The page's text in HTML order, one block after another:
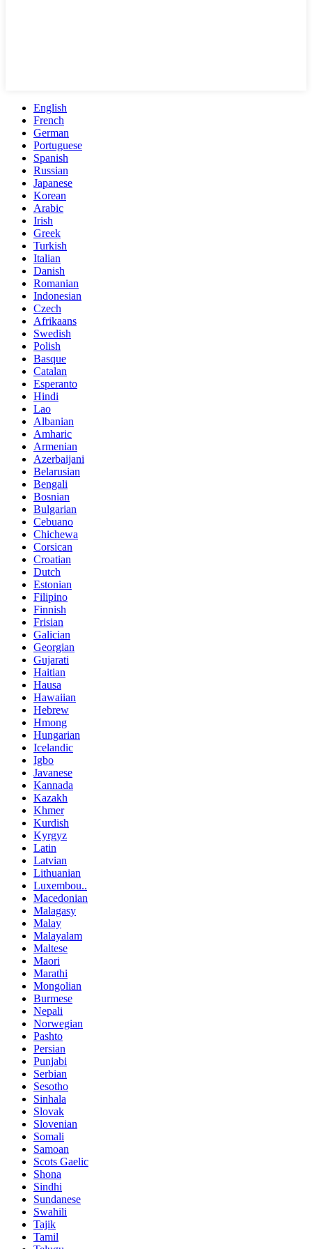
English
French
German
Portuguese
Spanish
Russian
Japanese
Korean
Arabic
Irish
Greek
Turkish
Italian
Danish
Romanian
Indonesian
Czech
Afrikaans
Swedish
Polish
Basque
Catalan
Esperanto
Hindi
Lao
Albanian
Amharic
Armenian
Azerbaijani
Belarusian
Bengali
Bosnian
Bulgarian
Cebuano
Chichewa
Corsican
Croatian
Dutch
Estonian
Filipino
Finnish
Frisian
Galician
Georgian
Gujarati
Haitian
Hausa
Hawaiian
Hebrew
Hmong
Hungarian
Icelandic
Igbo
Javanese
Kannada
Kazakh
Khmer
Kurdish
Kyrgyz
Latin
Latvian
Lithuanian
Luxembou..
Macedonian
Malagasy
Malay
Malayalam
Maltese
Maori
Marathi
Mongolian
Burmese
Nepali
Norwegian
Pashto
Persian
Punjabi
Serbian
Sesotho
Sinhala
Slovak
Slovenian
Somali
Samoan
Scots Gaelic
Shona
Sindhi
Sundanese
Swahili
Tajik
Tamil